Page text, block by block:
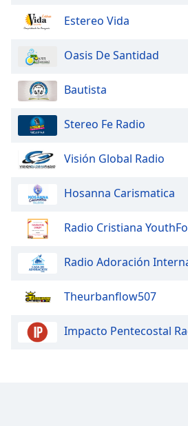
dialog
window.
Escape
cancel
window.
Text
Opacity
Color
Opacity
Estereo Vida
Oasis De Santidad
Bautista
Stereo Fe Radio
Visión Global Radio
Hosanna Carismatica
Radio Cristiana
Radio Adoración
Theurbanflow507
Impacto Pentecostal